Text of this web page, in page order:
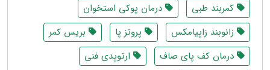
کمربند طبی
درمان پوکی استخوان
زانوبند زاپیامکس
پروتز پا
بریس کمر
درمان کف پای صاف
ارتوپدی فنی